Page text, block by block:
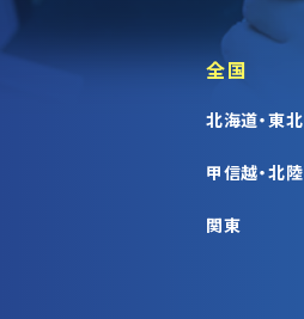
全国
北海道・東北
甲信越・北陸
関東